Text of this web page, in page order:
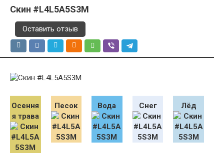
Скин #L4L5A5S3M
Оставить отзыв
Осення
я трава
Песок Вода Снег Лёд